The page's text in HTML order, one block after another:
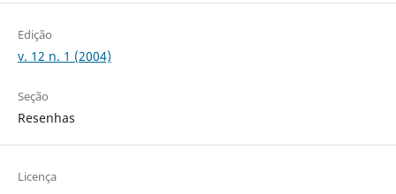
Edição
v. 12 n. 1 (2004)
Seção
Resenhas
Licença